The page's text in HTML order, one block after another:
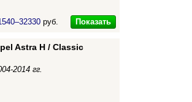
руб. Показать
Astra H / Classic
2014 гг.